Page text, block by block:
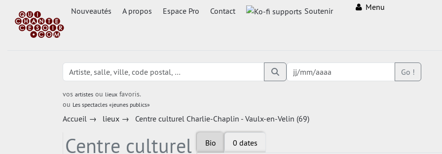
Nouveautés A propos Espace Pro Contact Soutenir Menu
vos artistesou lieuxfavoris.
ou Les spectacles «jeunes publics»
Go !
Accueil→ lieux→ Centre culturel Charlie-Chaplin - Vaulx-en-Velin (69)
Centre culturel
Bio 0 dates